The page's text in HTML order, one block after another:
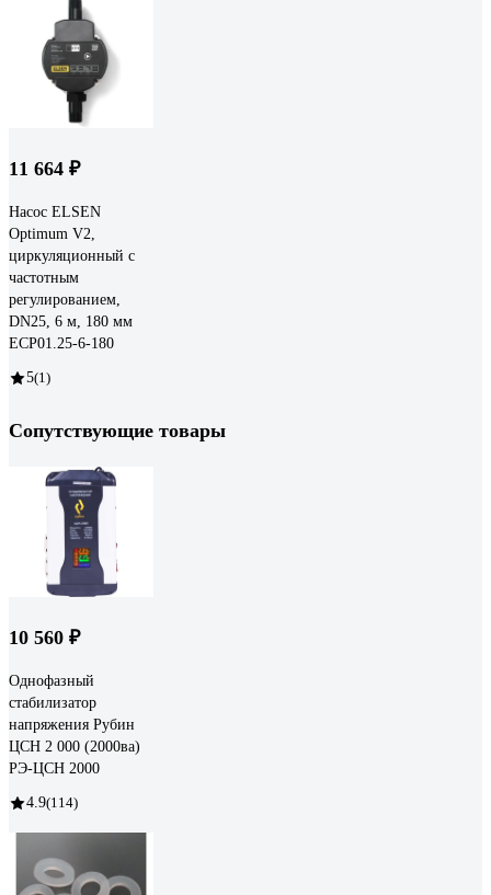
11 664 ₽
Насос ELSEN
Optimum V2,
циркуляционный с
частотным
регулированием,
DN25, 6 м, 180 мм
ECP01.25-6-180
5(1)
Сопутствующие товары
10 560 ₽
Однофазный
стабилизатор
напряжения Рубин
ЦСН 2 000 (2000ва)
РЭ-ЦСН 2000
4.9(114)